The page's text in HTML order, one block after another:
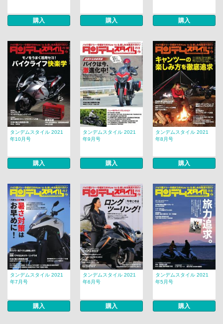
購入 購入 購入
タンデムスタイル 2021
年10月号
購入
タンデムスタイル 2021
年9月号
購入
タンデムスタイル 2021
年8月号
購入
タンデムスタイル 2021
年7月号
購入
タンデムスタイル 2021
年6月号
購入
タンデムスタイル 2021
年5月号
購入